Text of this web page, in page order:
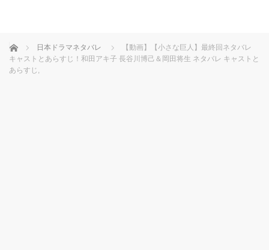
ホーム 日本ドラマネタバレ
【動画】【小さな巨人】最終回ネタバレ
キャストとあらすじ！和田アキ子 長谷川博己＆岡田将生 ネタバレ キャストと
あらすじ,